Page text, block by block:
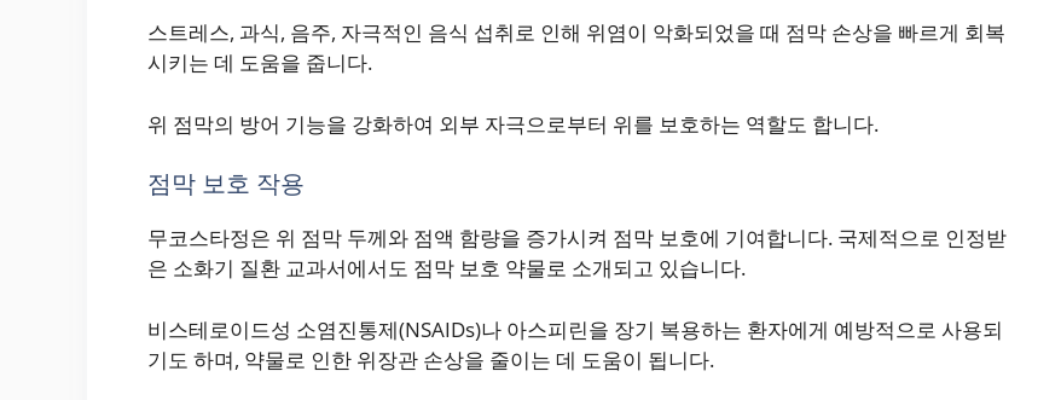
스트레스, 과식, 음주, 자극적인 음식 섭취로 인해 위염이 악화되었을 때 점막 손상을 빠르게 회복
시키는 데 도움을 줍니다.
위 점막의 방어 기능을 강화하여 외부 자극으로부터 위를 보호하는 역할도 합니다.
점막 보호 작용
무코스타정은 위 점막 두께와 점액 함량을 증가시켜 점막 보호에 기여합니다. 국제적으로 인정받
은 소화기 질환 교과서에서도 점막 보호 약물로 소개되고 있습니다.
비스테로이드성 소염진통제(NSAIDs)나 아스피린을 장기 복용하는 환자에게 예방적으로 사용되
기도 하며, 약물로 인한 위장관 손상을 줄이는 데 도움이 됩니다.